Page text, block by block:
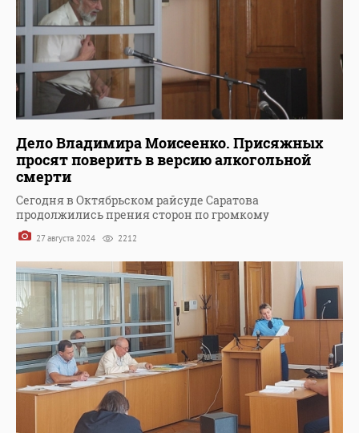
Дело Владимира Моисеенко. Присяжных
просят поверить в версию алкогольной
смерти
Сегодня в Октябрьском райсуде Саратова
продолжились прения сторон по громкому
27 августа 2024 2212